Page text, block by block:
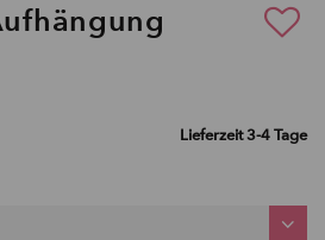
Lieferzeit 3-4 Tage